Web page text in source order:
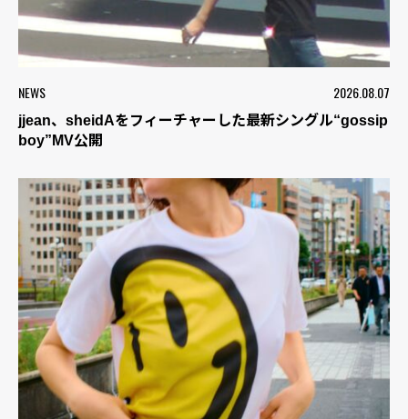
NEWS 2026.08.07
jjean、sheidAをフィーチャーした最新シングル“gossip
boy”MV公開